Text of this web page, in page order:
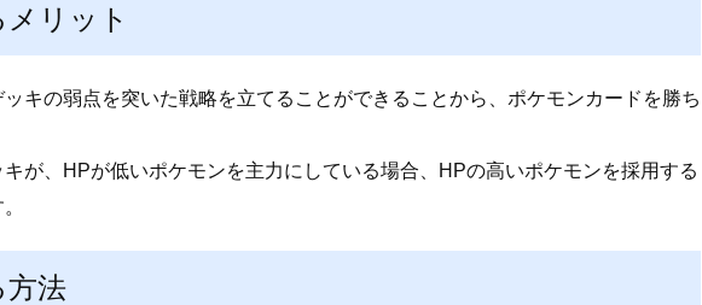
メリット
キの弱点を突いた戦略を立てることができることから、ポケモンカードを勝ち
が、HPが低いポケモンを主力にしている場合、HPの高いポケモンを採用する
方法